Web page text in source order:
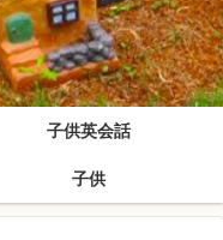
子供英会話
子供